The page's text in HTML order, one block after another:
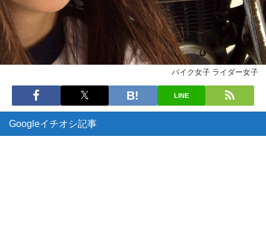
バイク女子 ライダー女子
LINE
Googleイチオシ記事